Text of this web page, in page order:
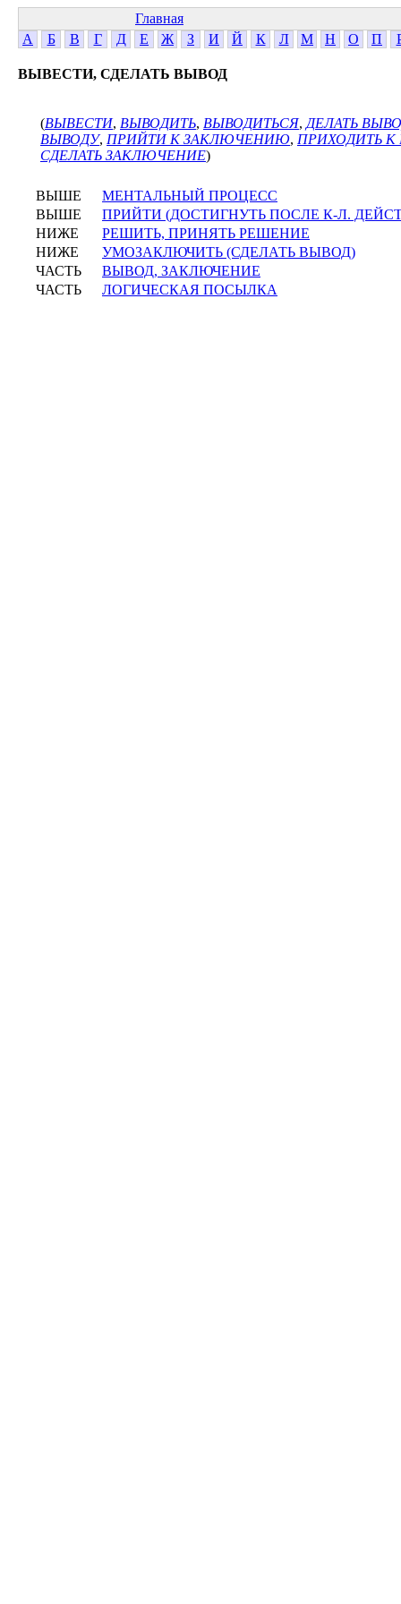
Главная
А
Б В Г Д Е Ж З И Й К Л М Н О П
ВЫВЕСТИ, СДЕЛАТЬ ВЫВОД
(ВЫВЕСТИ, ВЫВОДИТЬ, ВЫВОДИТЬСЯ, ДЕЛАТЬ
ВЫВОДУ, ПРИЙТИ К ЗАКЛЮЧЕНИЮ, ПРИХОДИТЬ К
СДЕЛАТЬ ЗАКЛЮЧЕНИЕ)
ВЫШЕ
МЕНТАЛЬНЫЙ ПРОЦЕСС
ВЫШЕ
ПРИЙТИ (ДОСТИГНУТЬ ПОСЛЕ К-Л.
НИЖЕ
РЕШИТЬ, ПРИНЯТЬ РЕШЕНИЕ
НИЖЕ
УМОЗАКЛЮЧИТЬ (СДЕЛАТЬ ВЫВОД)
ЧАСТЬ
ВЫВОД, ЗАКЛЮЧЕНИЕ
ЧАСТЬ
ЛОГИЧЕСКАЯ ПОСЫЛКА